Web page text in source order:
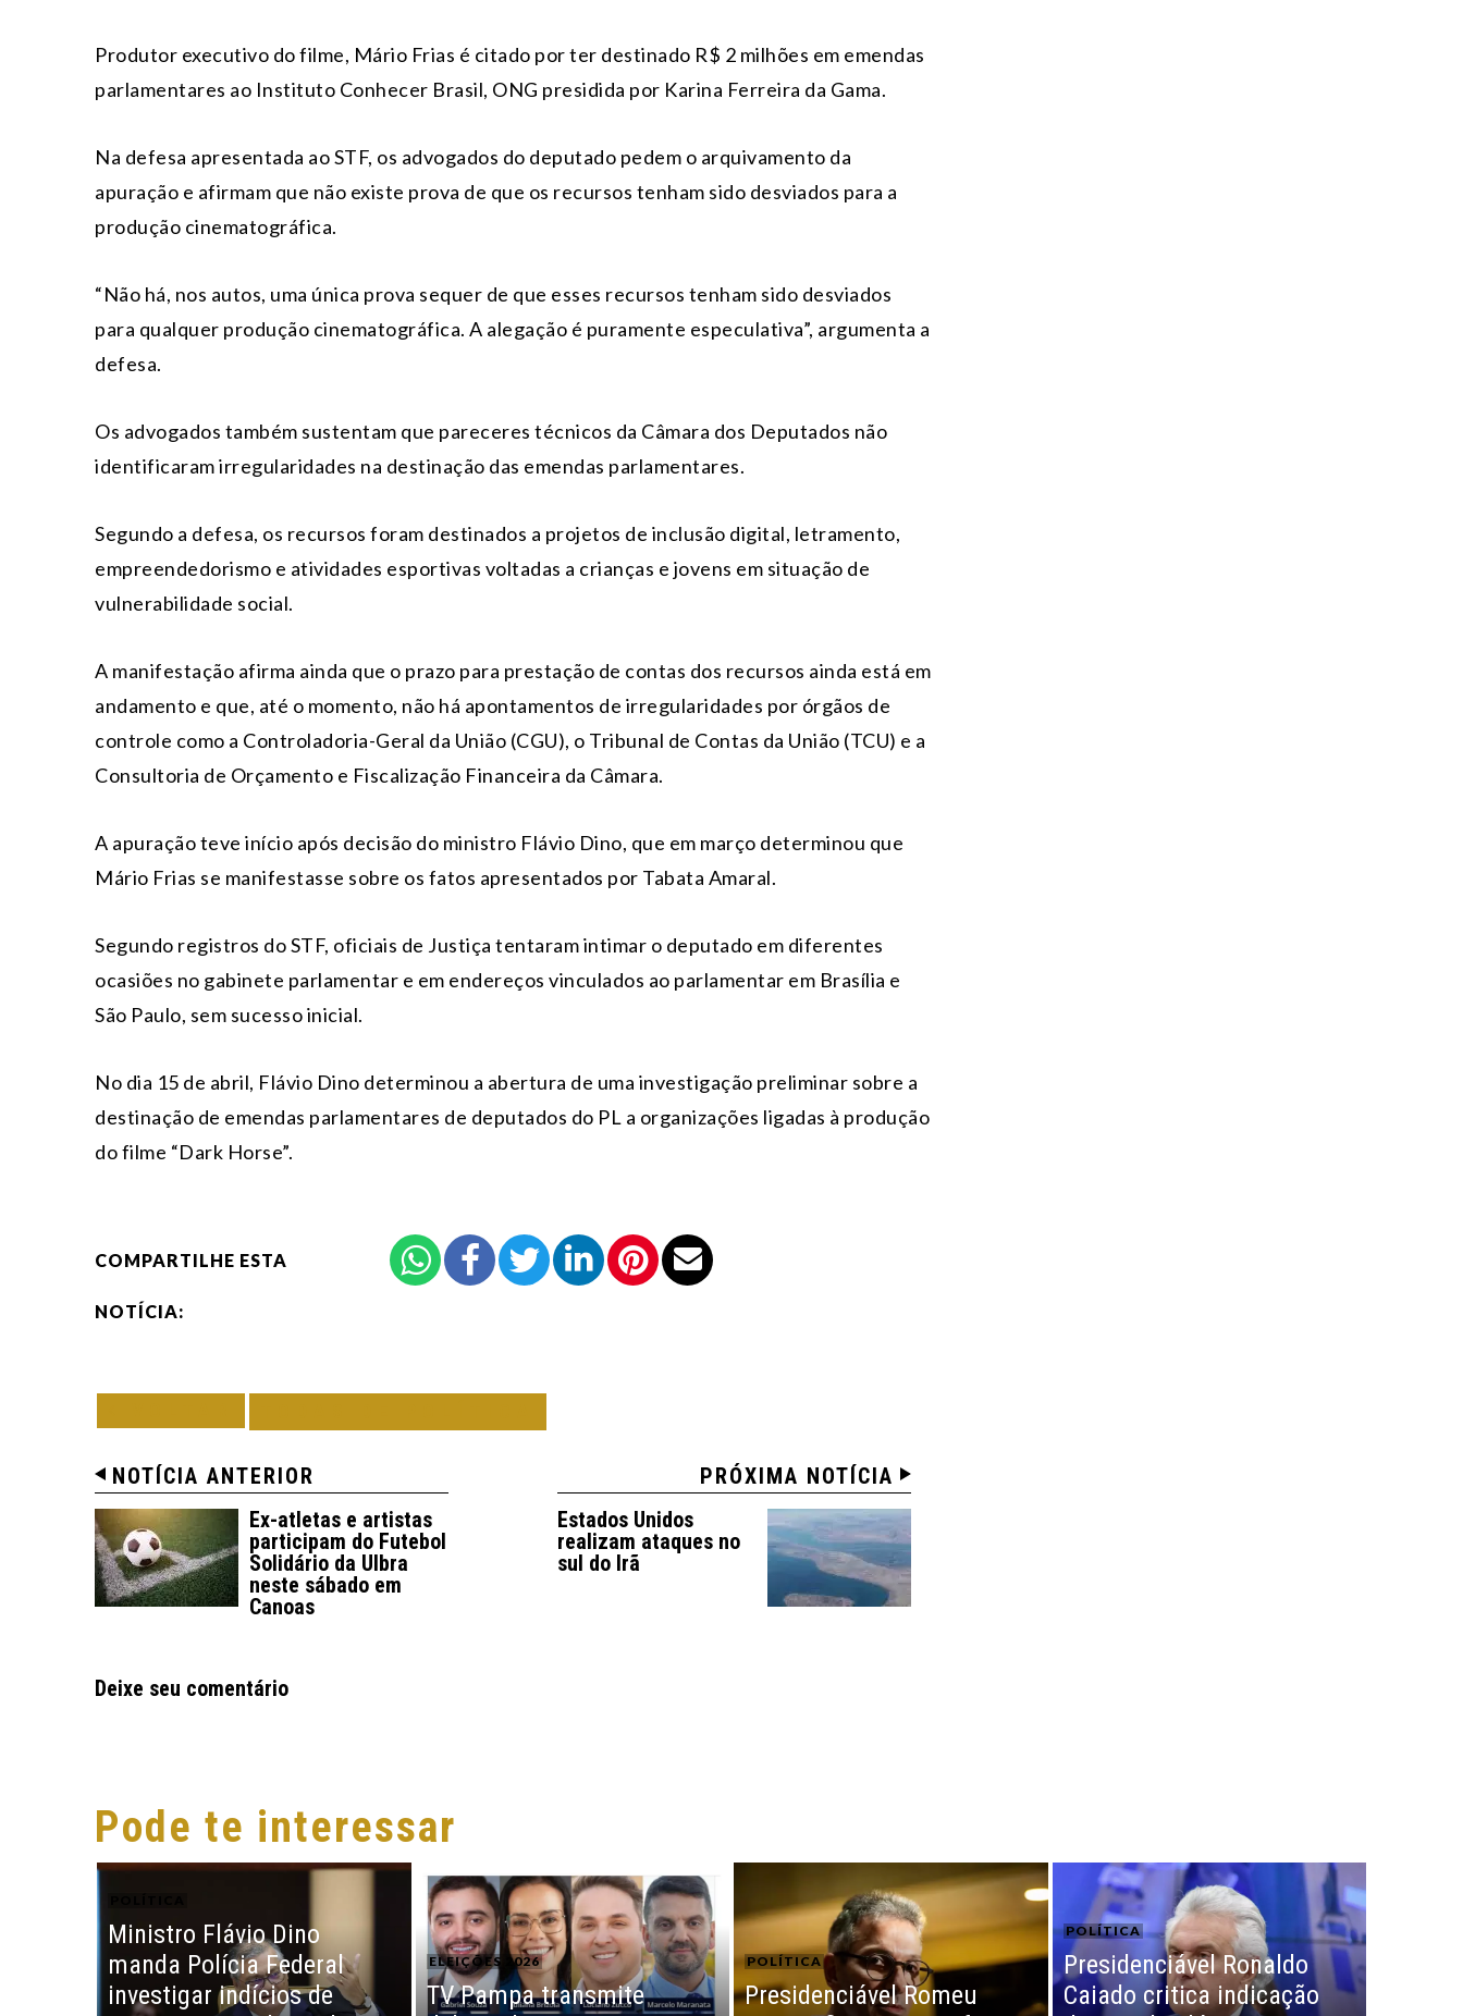
Produtor executivo do filme, Mário Frias é citado por ter destinado R$ 2 milhões em emendas
parlamentares ao Instituto Conhecer Brasil, ONG presidida por Karina Ferreira da Gama.
Na defesa apresentada ao STF, os advogados do deputado pedem o arquivamento da
apuração e afirmam que não existe prova de que os recursos tenham sido desviados para a
produção cinematográfica.
“Não há, nos autos, uma única prova sequer de que esses recursos tenham sido desviados
para qualquer produção cinematográfica. A alegação é puramente especulativa”, argumenta a
defesa.
Os advogados também sustentam que pareceres técnicos da Câmara dos Deputados não
identificaram irregularidades na destinação das emendas parlamentares.
Segundo a defesa, os recursos foram destinados a projetos de inclusão digital, letramento,
empreendedorismo e atividades esportivas voltadas a crianças e jovens em situação de
vulnerabilidade social.
A manifestação afirma ainda que o prazo para prestação de contas dos recursos ainda está em
andamento e que, até o momento, não há apontamentos de irregularidades por órgãos de
controle como a Controladoria-Geral da União (CGU), o Tribunal de Contas da União (TCU) e a
Consultoria de Orçamento e Fiscalização Financeira da Câmara.
A apuração teve início após decisão do ministro Flávio Dino, que em março determinou que
Mário Frias se manifestasse sobre os fatos apresentados por Tabata Amaral.
Segundo registros do STF, oficiais de Justiça tentaram intimar o deputado em diferentes
ocasiões no gabinete parlamentar e em endereços vinculados ao parlamentar em Brasília e
São Paulo, sem sucesso inicial.
No dia 15 de abril, Flávio Dino determinou a abertura de uma investigação preliminar sobre a
destinação de emendas parlamentares de deputados do PL a organizações ligadas à produção
do filme “Dark Horse”.
COMPARTILHE ESTA
NOTÍCIA:
NOTÍCIA ANTERIOR
Ex-atletas e artistas
participam do Futebol
Solidário da Ulbra
neste sábado em
Canoas
PRÓXIMA NOTÍCIA
Estados Unidos
realizam ataques no
sul do Irã
Deixe seu comentário
Pode te interessar
Ministro Flávio Dino
manda Polícia Federal
investigar indícios de
ELEIÇÕES 2026
TV Pampa transmite
POLÍTICA
Presidenciável Romeu
POLÍTICA
Presidenciável Ronaldo
Caiado critica indicação